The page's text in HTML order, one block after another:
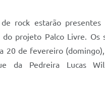
de remessa – NFSe
rock estarão
projeto Palco Livre. Os
20 de fevereiro
da Pedreira Lucas